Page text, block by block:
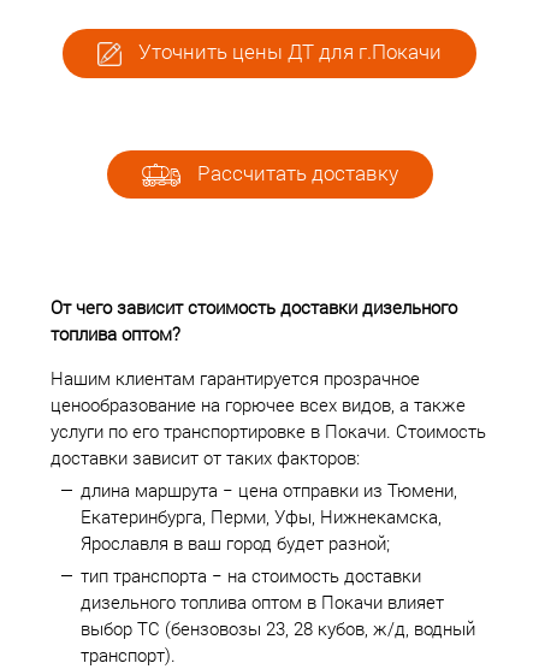
Уточнить цены ДТ для г.Покачи
Рассчитать доставку
От чего зависит стоимость доставки дизельного
топлива оптом?
Нашим клиентам гарантируется прозрачное
ценообразование на горючее всех видов, а также
услуги по его транспортировке в Покачи. Стоимость
доставки зависит от таких факторов:
длина маршрута − цена отправки из Тюмени,
Екатеринбурга, Перми, Уфы, Нижнекамска,
Ярославля в ваш город будет разной;
тип транспорта − на стоимость доставки
дизельного топлива оптом в Покачи влияет
выбор ТС (бензовозы 23, 28 кубов, ж/д, водный
транспорт).